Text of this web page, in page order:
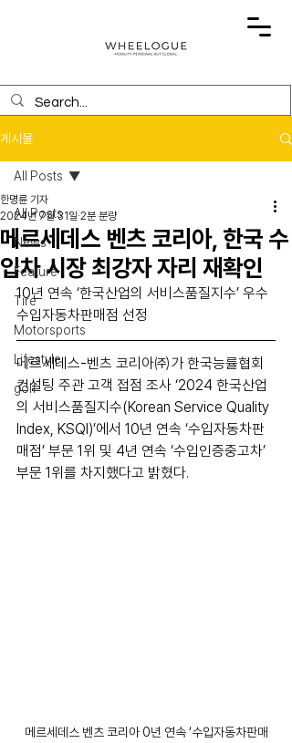
게시물
All Posts
News
Feature
Tire
Motorsports
Lifestyle
golf
All Posts
메르세데스 벤츠 코리아, 한국 수
입차 시장 최강자 자리 재확인
한명륜 기자
2024년 7월 31일 2분 분량
10년 연속 ‘한국산업의 서비스품질지수’ 우수
수입자동차판매점 선정
메르세데스-벤츠 코리아㈜가 한국능률협회
컨설팅 주관 고객 접점 조사 ‘2024 한국산업
의 서비스품질지수(Korean Service Quality
Index, KSQI)’에서 10년 연속 ‘수입자동차판
매점’ 부문 1위 및 4년 연속 ‘수입인증중고차’
부문 1위를 차지했다고 밝혔다.
메르세데스 벤츠 코리아 0년 연속 ‘수입자동차판매